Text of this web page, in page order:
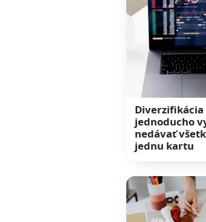
jednoducho
nedávať
jednu kartu